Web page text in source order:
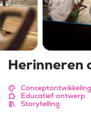
Herinneren
Conceptontwikkeling
Educatief ontwerp
Storytelling